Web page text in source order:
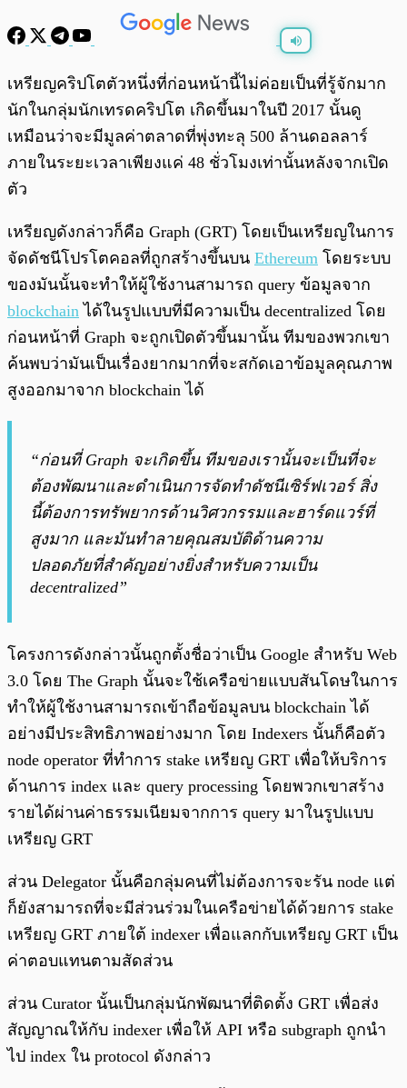
พร้อมเล่น 0:00 /0:00
เหรียญคริปโตตัวหนึ่งที่ก่อนหน้านี้ไม่ค่อยเป็นที่รู้จักมาก
นักในกลุ่มนักเทรดคริปโต เกิดขึ้นมาในปี 2017 นั้นดู
เหมือนว่าจะมีมูลค่าตลาดที่พุ่งทะลุ 500 ล้านดอลลาร์
ภายในระยะเวลาเพียงแค่ 48 ชั่วโมงเท่านั้นหลังจากเปิด
ตัว
เหรียญดังกล่าวก็คือ Graph (GRT) โดยเป็นเหรียญในการ
จัดดัชนีโปรโตคอลที่ถูกสร้างขึ้นบน Ethereum โดยระบบ
ของมันนั้นจะทำให้ผู้ใช้งานสามารถ query ข้อมูลจาก
blockchain ได้ในรูปแบบที่มีความเป็น decentralized โดย
ก่อนหน้าที่ Graph จะถูกเปิดตัวขึ้นมานั้น ทีมของพวกเขา
ค้นพบว่ามันเป็นเรื่องยากมากที่จะสกัดเอาข้อมูลคุณภาพ
สูงออกมาจาก blockchain ได้
“ก่อนที่ Graph จะเกิดขึ้น ทีมของเรานั้นจะเป็นที่จะ
ต้องพัฒนาและดำเนินการจัดทำดัชนีเซิร์ฟเวอร์ สิ่ง
นี้ต้องการทรัพยากรด้านวิศวกรรมและฮาร์ดแวร์ที่
สูงมาก และมันทำลายคุณสมบัติด้านความ
ปลอดภัยที่สำคัญอย่างยิ่งสำหรับความเป็น
decentralized”
โครงการดังกล่าวนั้นถูกตั้งชื่อว่าเป็น Google สำหรับ Web
3.0 โดย The Graph นั้นจะใช้เครือข่ายแบบสันโดษในการ
ทำให้ผู้ใช้งานสามารถเข้าถือข้อมูลบน blockchain ได้
อย่างมีประสิทธิภาพอย่างมาก โดย Indexers นั้นก็คือตัว
node operator ที่ทำการ stake เหรียญ GRT เพื่อให้บริการ
ด้านการ index และ query processing โดยพวกเขาสร้าง
รายได้ผ่านค่าธรรมเนียมจากการ query มาในรูปแบบ
เหรียญ GRT
ส่วน Delegator นั้นคือกลุ่มคนที่ไม่ต้องการจะรัน node แต่
ก็ยังสามารถที่จะมีส่วนร่วมในเครือข่ายได้ด้วยการ stake
เหรียญ GRT ภายใต้ indexer เพื่อแลกกับเหรียญ GRT เป็น
ค่าตอบแทนตามสัดส่วน
ส่วน Curator นั้นเป็นกลุ่มนักพัฒนาที่ติดตั้ง GRT เพื่อส่ง
สัญญาณให้กับ indexer เพื่อให้ API หรือ subgraph ถูกนำ
ไป index ใน protocol ดังกล่าว